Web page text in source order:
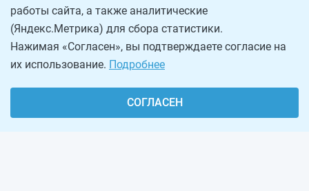
работы сайта, а также аналитические
(Яндекс.Метрика) для сбора статистики.
Нажимая «Согласен», вы подтверждаете согласие на
их использование. Подробнее
СОГЛАСЕН